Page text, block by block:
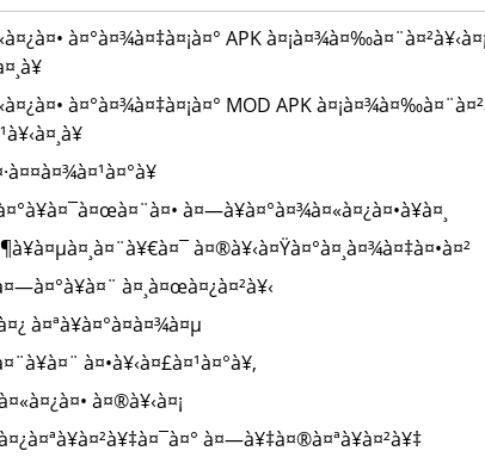
à¤°à¤¾à¤‡à¤¡à¤° APK
à¤°à¤¾à¤‡à¤¡à¤° MOD APK
à¤—à¥à¤°à¤¾à¤«à¤¿à¤•à¥à¤¸
à¤®à¥‹à¤Ÿà¤°à¤¸à¤¾à¤‡à¤•à¤²
à¤¸à¤œà¤¿à¤²à¥‹
à¤ªà¥à¤°à¤­à¤¾à¤µ
à¤•à¥‹à¤£à¤¹à¤°à¥‚
à¤®à¥‹à¤¡
à¤—à¥‡à¤®à¤ªà¥à¤²à¥‡